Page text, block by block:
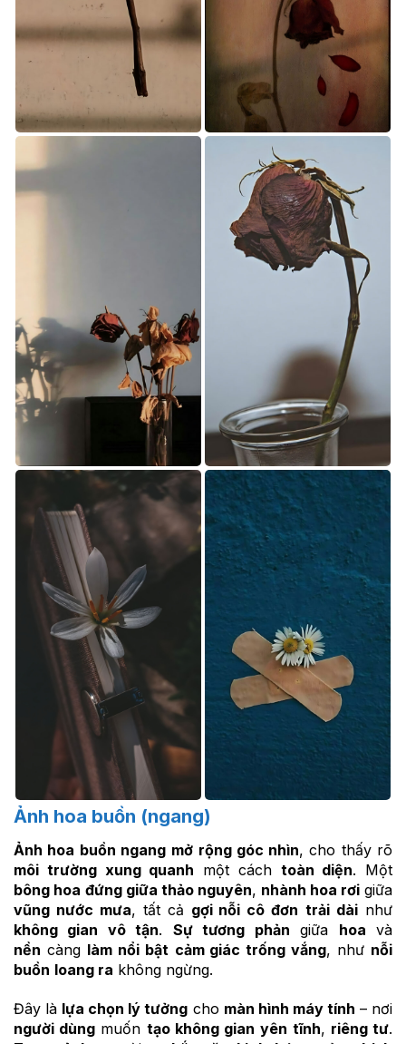
Ảnh hoa buồn (ngang)
Ảnh hoa buồn ngang mở rộng góc nhìn, cho thấy rõ
môi trường xung quanh một cách toàn diện. Một
bông hoa đứng giữa thảo nguyên, nhành hoa rơi giữa
vũng nước mưa, tất cả gợi nỗi cô đơn trải dài như
không gian vô tận. Sự tương phản giữa hoa và
nền càng làm nổi bật cảm giác trống vắng, như nỗi
buồn loang ra không ngừng.
Đây là lựa chọn lý tưởng cho màn hình máy tính – nơi
người dùng muốn tạo không gian yên tĩnh, riêng tư.